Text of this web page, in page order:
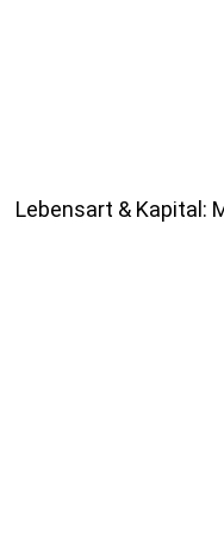
Lebensart & Kapital: